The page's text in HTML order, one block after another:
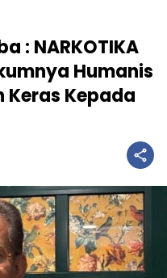
: NARKOTIKA
Humanis
Keras Kepada